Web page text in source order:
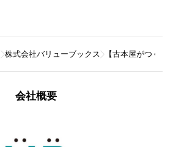
株式会社バリューブックス 【古本屋がつく
会社概要